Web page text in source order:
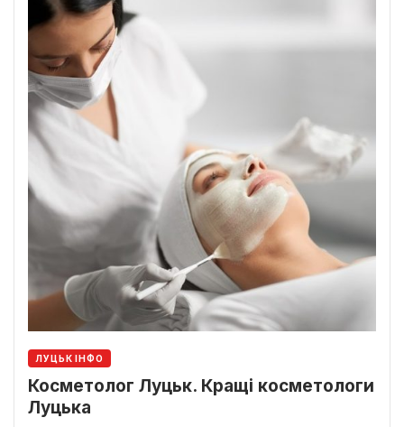
ЛУЦЬК ІНФО
Косметолог Луцьк. Кращі косметологи
Луцька